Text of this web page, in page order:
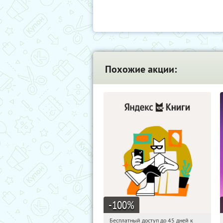
Похожие акции:
-100%
Бесплатный доступ до 45 дней к